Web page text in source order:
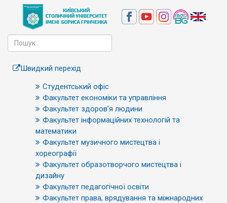
Швидкий перехід
Студентський офіс
Факультет економіки та управління
Факультет здоров’я людини
Факультет інформаційних технологій та
математики
Факультет музичного мистецтва і
хореографії
Факультет образотворчого мистецтва і
дизайну
Факультет педагогічної освіти
Факультет права, врядування та міжнародних